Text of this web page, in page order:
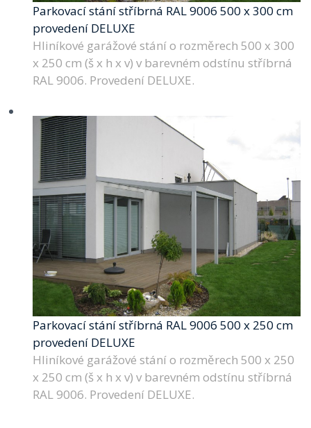
Parkovací stání stříbrná RAL 9006 500 x 300 cm
provedení DELUXE
Hliníkové garážové stání o rozměrech 500 x 300
x 250 cm (š x h x v) v barevném odstínu stříbrná
RAL 9006. Provedení DELUXE.
Parkovací stání stříbrná RAL 9006 500 x 250 cm
provedení DELUXE
Hliníkové garážové stání o rozměrech 500 x 250
x 250 cm (š x h x v) v barevném odstínu stříbrná
RAL 9006. Provedení DELUXE.